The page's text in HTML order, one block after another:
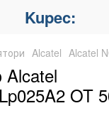
Kupec:
Alcatel Alcatel
OT